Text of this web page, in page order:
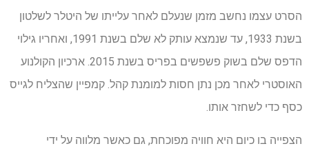
הסרט עצמו נחשב מזמן שנעלם לאחר עלייתו של היטלר לשלטון
בשנת 1933, עד שנמצא עותק לא שלם בשנת 1991, ואחריו גילוי
הדפס שלם בשוק פשפשים בפריס בשנת 2015. ארכיון הקולנוע
האוסטרי לאחר מכן נתן חסות למומנת קהל. קמפיין שהצליח לגייס
כסף כדי לשחזר אותו.
הצפייה בו כיום היא חוויה מפוכחת, גם כאשר מלווה על ידי